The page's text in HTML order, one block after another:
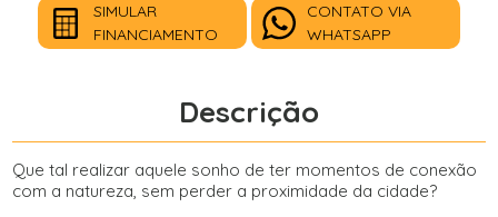
SIMULAR
FINANCIAMENTO
CONTATO VIA
WHATSAPP
Descrição
Que tal realizar aquele sonho de ter momentos de conexão
com a natureza, sem perder a proximidade da cidade?